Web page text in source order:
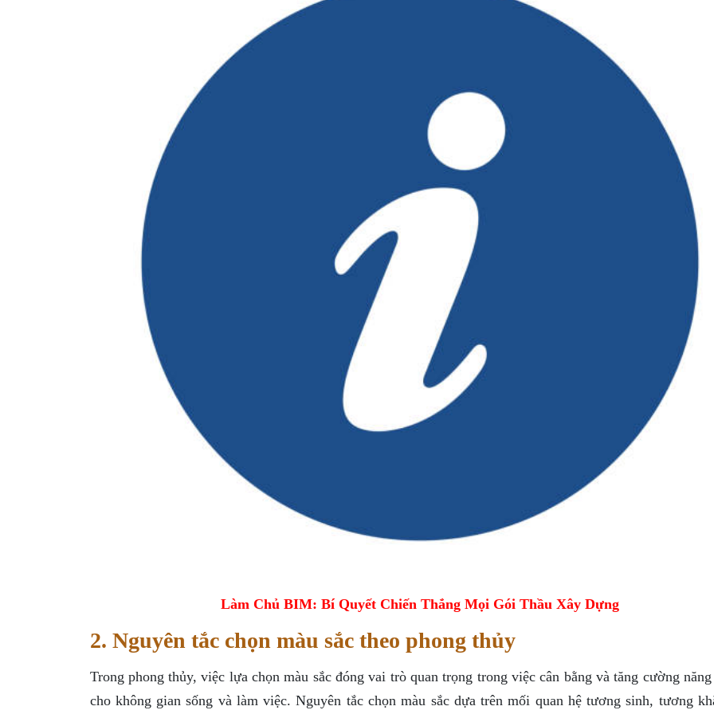
Làm Chủ BIM: Bí Quyết Chiến Thắng Mọi Gói Thầu Xây Dựng
2. Nguyên tắc chọn màu sắc theo phong thủy
Trong phong thủy, việc lựa chọn màu sắc đóng vai trò quan trọng trong việc cân bằng và tăng cường
cho không gian sống và làm việc. Nguyên tắc chọn màu sắc dựa trên mối quan hệ tương sinh, tương